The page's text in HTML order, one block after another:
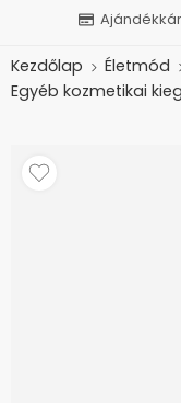
Kezdőlap Életmód
Egyéb kozmetikai